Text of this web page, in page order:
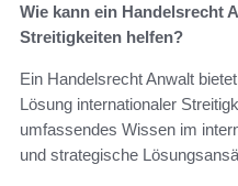
Wie kann ein Handelsrecht
Streitigkeiten helfen?
Ein Handelsrecht Anwalt
Lösung internationaler
umfassendes Wissen im
und strategische